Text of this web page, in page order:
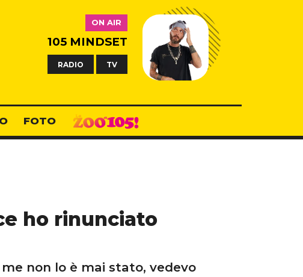
ON AIR
105 MINDSET
RADIO TV
FOTO
ho rinunciato
non lo è mai stato, vedevo